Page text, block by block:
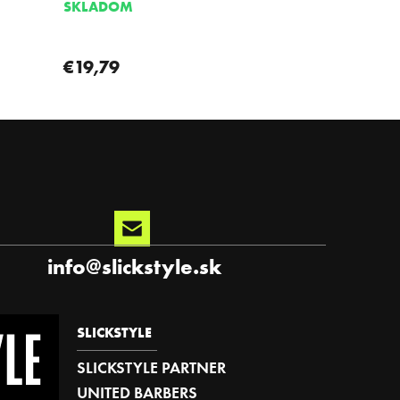
SKLADOM
€19,79
info@slickstyle.sk
SLICKSTYLE
SLICKSTYLE PARTNER
UNITED BARBERS